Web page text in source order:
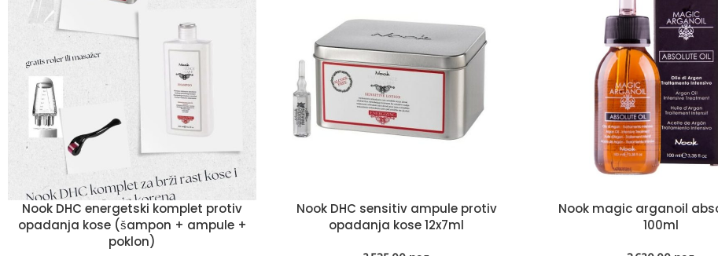
Nook DHC energetski komplet protiv
opadanja kose (šampon + ampule +
poklon)
Nook DHC sensitiv ampule protiv
opadanja kose 12x7ml
Nook magic arganoil
100ml